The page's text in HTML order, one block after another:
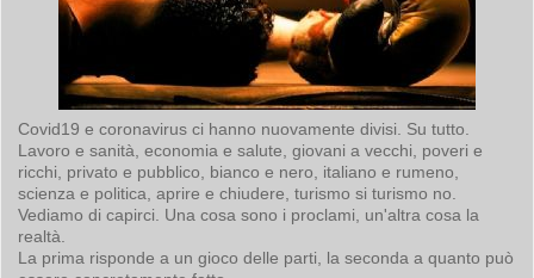
Covid19 e coronavirus ci hanno nuovamente divisi. Su tutto.
Lavoro e sanità, economia e salute, giovani a vecchi, poveri e
ricchi, privato e pubblico, bianco e nero, italiano e rumeno,
scienza e politica, aprire e chiudere, turismo si turismo no.
Vediamo di capirci. Una cosa sono i proclami, un'altra cosa la
realtà.
La prima risponde a un gioco delle parti, la seconda a quanto può